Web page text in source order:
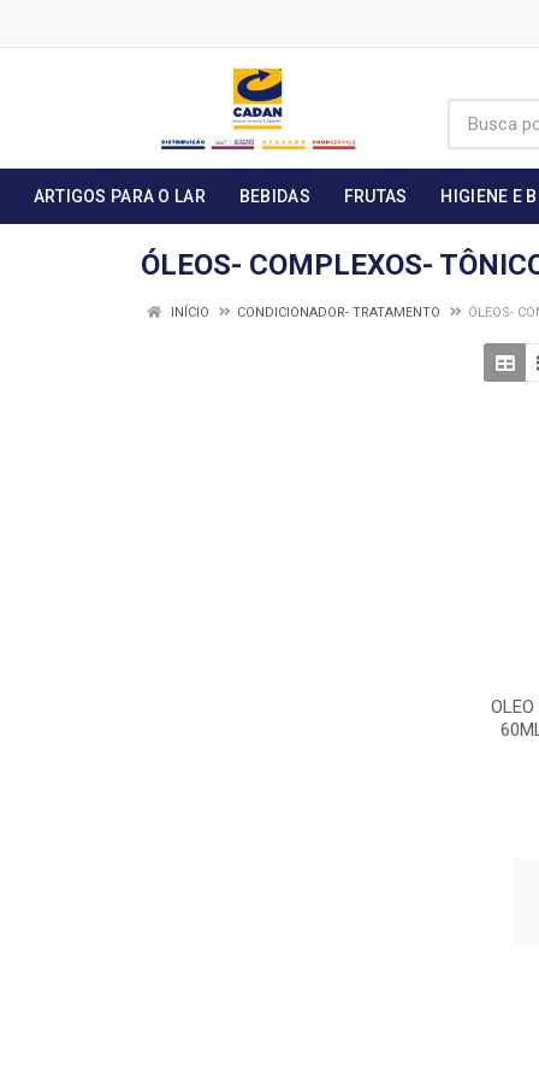
ARTIGOS PARA O LAR BEBIDAS FRUTAS HIGIENE E
ÓLEOS- COMPLEXOS-
INÍCIO CONDICIONADOR- TRATAMENTO ÓLEOS-